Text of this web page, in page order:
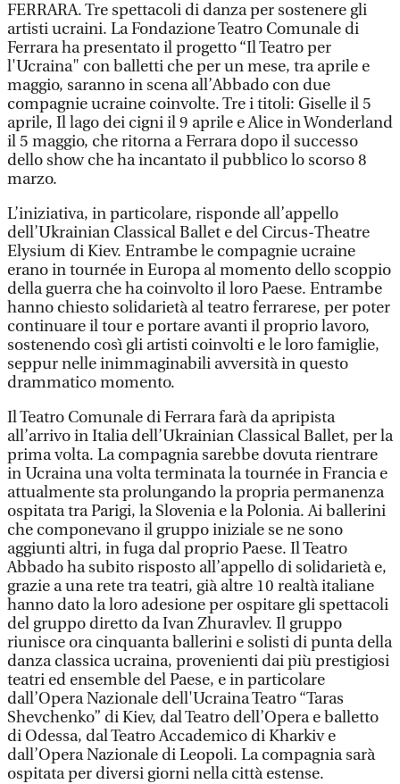
FERRARA. Tre spettacoli di danza per sostenere gli
artisti ucraini. La Fondazione Teatro Comunale di
Ferrara ha presentato il progetto “Il Teatro per
l'Ucraina" con balletti che per un mese, tra aprile e
maggio, saranno in scena all’Abbado con due
compagnie ucraine coinvolte. Tre i titoli: Giselle il 5
aprile, Il lago dei cigni il 9 aprile e Alice in Wonderland
il 5 maggio, che ritorna a Ferrara dopo il successo
dello show che ha incantato il pubblico lo scorso 8
marzo.
L’iniziativa, in particolare, risponde all’appello
dell’Ukrainian Classical Ballet e del Circus-Theatre
Elysium di Kiev. Entrambe le compagnie ucraine
erano in tournée in Europa al momento dello scoppio
della guerra che ha coinvolto il loro Paese. Entrambe
hanno chiesto solidarietà al teatro ferrarese, per poter
continuare il tour e portare avanti il proprio lavoro,
sostenendo così gli artisti coinvolti e le loro famiglie,
seppur nelle inimmaginabili avversità in questo
drammatico momento.
Il Teatro Comunale di Ferrara farà da apripista
all’arrivo in Italia dell’Ukrainian Classical Ballet, per la
prima volta. La compagnia sarebbe dovuta rientrare
in Ucraina una volta terminata la tournée in Francia e
attualmente sta prolungando la propria permanenza
ospitata tra Parigi, la Slovenia e la Polonia. Ai ballerini
che componevano il gruppo iniziale se ne sono
aggiunti altri, in fuga dal proprio Paese. Il Teatro
Abbado ha subito risposto all’appello di solidarietà e,
grazie a una rete tra teatri, già altre 10 realtà italiane
hanno dato la loro adesione per ospitare gli spettacoli
del gruppo diretto da Ivan Zhuravlev. Il gruppo
riunisce ora cinquanta ballerini e solisti di punta della
danza classica ucraina, provenienti dai più prestigiosi
teatri ed ensemble del Paese, e in particolare
dall’Opera Nazionale dell'Ucraina Teatro “Taras
Shevchenko” di Kiev, dal Teatro dell’Opera e balletto
di Odessa, dal Teatro Accademico di Kharkiv e
dall’Opera Nazionale di Leopoli. La compagnia sarà
ospitata per diversi giorni nella città estense.